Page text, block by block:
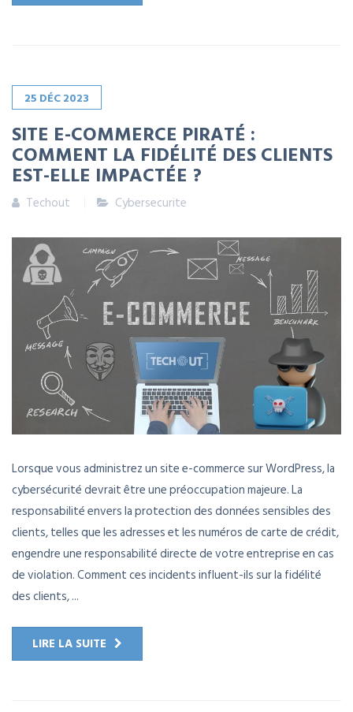
25 DÉC2023
SITE E-COMMERCE PIRATÉ :
COMMENT LA FIDÉLITÉ DES CLIENTS
EST-ELLE IMPACTÉE ?
Techout Cybersecurite
Lorsque vous administrez un site e-commerce sur WordPress, la
cybersécurité devrait être une préoccupation majeure. La
responsabilité envers la protection des données sensibles des
clients, telles que les adresses et les numéros de carte de crédit,
engendre une responsabilité directe de votre entreprise en cas
de violation. Comment ces incidents influent-ils sur la fidélité
des clients, ...
LIRE LA SUITE